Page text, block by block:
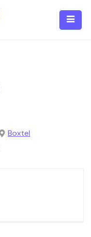
Boxtel